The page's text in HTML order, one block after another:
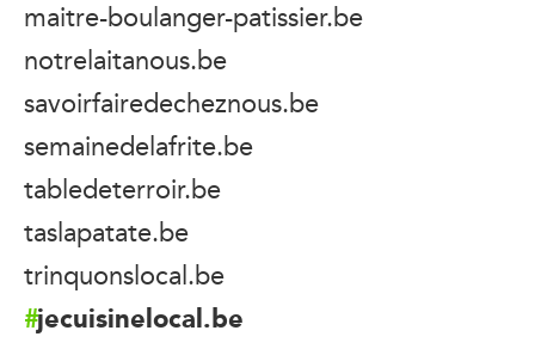
maitre-boulanger-patissier.be
notrelaitanous.be
savoirfairedecheznous.be
semainedelafrite.be
tabledeterroir.be
taslapatate.be
trinquonslocal.be
jecuisinelocal.be